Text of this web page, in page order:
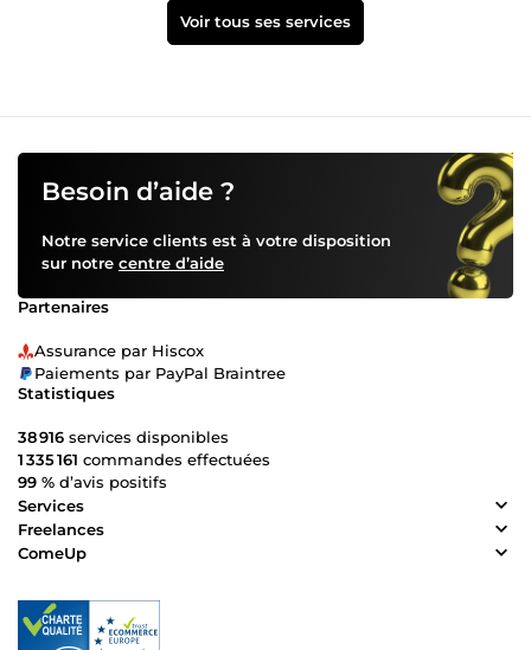
Voir tous ses services
Besoin d’aide ?
Notre service clients est à votre disposition
sur notre centre d’aide
Partenaires
Assurance par Hiscox
Paiements par PayPal Braintree
Statistiques
38 916 services disponibles
1 335 161 commandes effectuées
99 % d’avis positifs
Services
Freelances
ComeUp